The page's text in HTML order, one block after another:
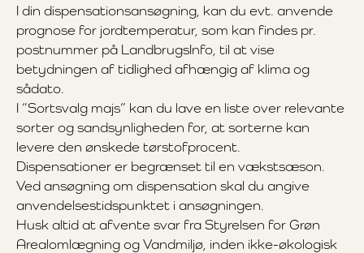
I din dispensationsansøgning, kan du evt. anvende
prognose for jordtemperatur, som kan findes pr.
postnummer på LandbrugsInfo, til at vise
betydningen af tidlighed afhængig af klima og
sådato.
I ”Sortsvalg majs” kan du lave en liste over relevante
sorter og sandsynligheden for, at sorterne kan
levere den ønskede tørstofprocent.
Dispensationer er begrænset til en vækstsæson.
Ved ansøgning om dispensation skal du angive
anvendelsestidspunktet i ansøgningen.
Husk altid at afvente svar fra Styrelsen for Grøn
Arealomlægning og Vandmiljø, inden ikke-økologisk